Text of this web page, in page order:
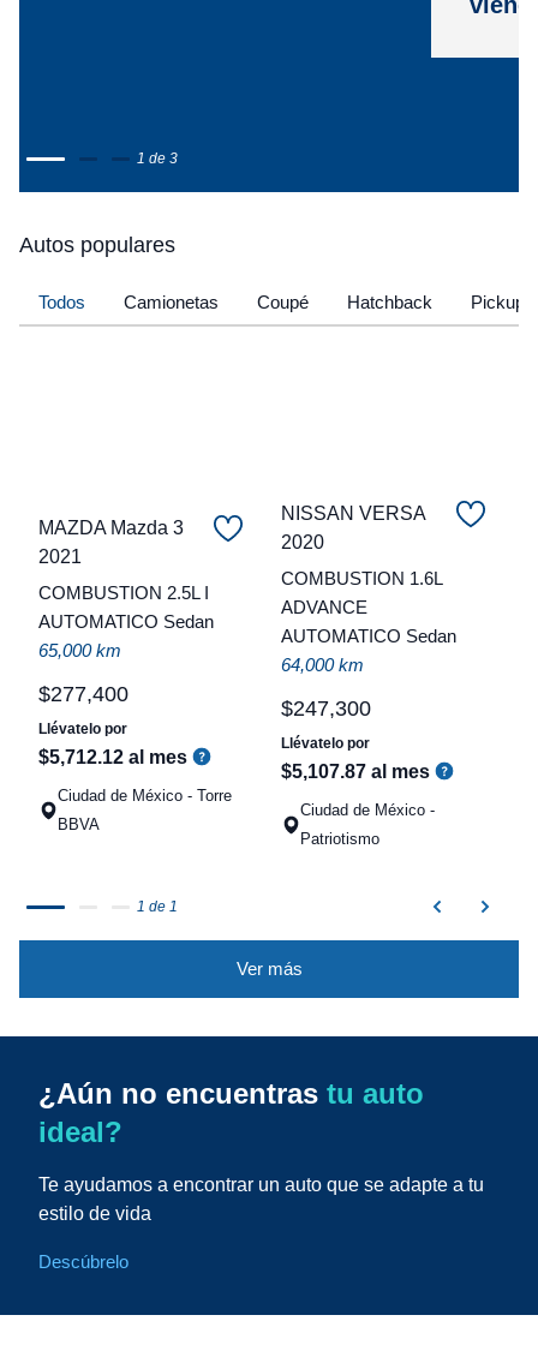
1 de 3
Autos populares
Todos Camionetas Coupé Hatchback Pickup
MAZDA Mazda 3
2021
COMBUSTION 2.5L I
AUTOMATICO Sedan
65,000 km
$277,400
Llévatelo por
$5,712.12 al mes
Ciudad de México - Torre
BBVA
NISSAN VERSA
2020
COMBUSTION 1.6L
ADVANCE
AUTOMATICO Sedan
64,000 km
$247,300
Llévatelo por
$5,107.87 al mes
Ciudad de México -
Patriotismo
1 de 1
Ver más
¿Aún no encuentras tu auto
ideal?
Te ayudamos a encontrar un auto que se adapte a tu
estilo de vida
Descúbrelo